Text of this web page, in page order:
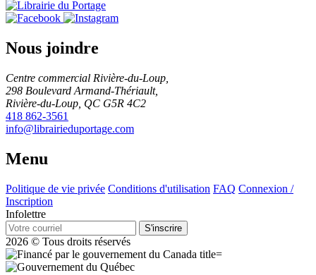
Nous joindre
Centre commercial Rivière-du-Loup,
298 Boulevard Armand-Thériault,
Rivière-du-Loup, QC G5R 4C2
418 862-3561
info@librairieduportage.com
Menu
Politique de vie privée Conditions d'utilisation FAQ Connexion /
Inscription
Infolettre
S'inscrire
2026 © Tous droits réservés